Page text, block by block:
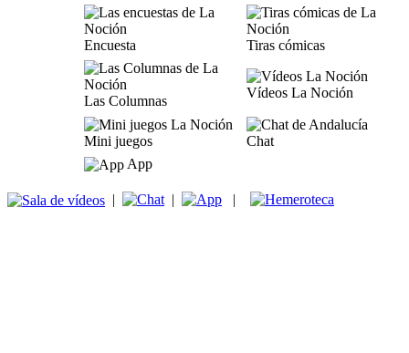
Encuesta Tiras cómicas
Las Columnas
Vídeos La Noción
Mini juegos
Chat
App
| | |